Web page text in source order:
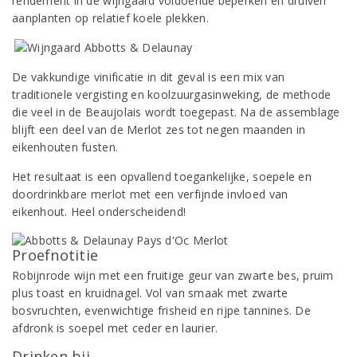
aanplanten op relatief koele plekken.
De vakkundige vinificatie in dit geval is een mix van
traditionele vergisting en koolzuurgasinweking, de methode
die veel in de Beaujolais wordt toegepast. Na de assemblage
blijft een deel van de Merlot zes tot negen maanden in
eikenhouten fusten.
Het resultaat is een opvallend toegankelijke, soepele en
doordrinkbare merlot met een verfijnde invloed van
eikenhout. Heel onderscheidend!
Proefnotitie
Robijnrode wijn met een fruitige geur van zwarte bes, pruim
plus toast en kruidnagel. Vol van smaak met zwarte
bosvruchten, evenwichtige frisheid en rijpe tannines. De
afdronk is soepel met ceder en laurier.